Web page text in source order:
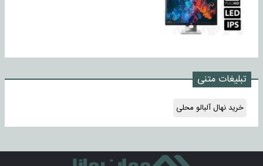
تبلیغات متنی
خرید نهال آلبالو محلی